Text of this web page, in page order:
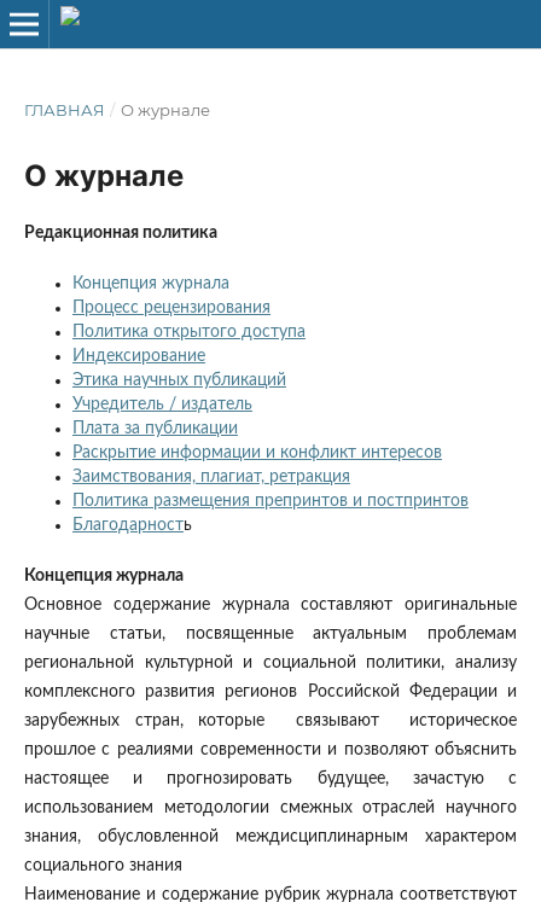
ГЛАВНАЯ / О журнале
О журнале
Редакционная политика
Концепция журнала
Процесс рецензирования
Политика открытого доступа
Индексирование
Этика научных публикаций
Учредитель / издатель
Плата за публикации
Раскрытие информации и конфликт интересов
Заимствования, плагиат, ретракция
Политика размещения препринтов и постпринтов
Благодарность
Концепция журнала
Основное содержание журнала составляют оригинальные
научные статьи, посвященные актуальным проблемам
региональной культурной и социальной политики, анализу
комплексного развития регионов Российской Федерации и
зарубежных стран, которые связывают историческое
прошлое с реалиями современности и позволяют объяснить
настоящее и прогнозировать будущее, зачастую с
использованием методологии смежных отраслей научного
знания, обусловленной междисциплинарным характером
социального знания
Наименование и содержание рубрик журнала соответствуют